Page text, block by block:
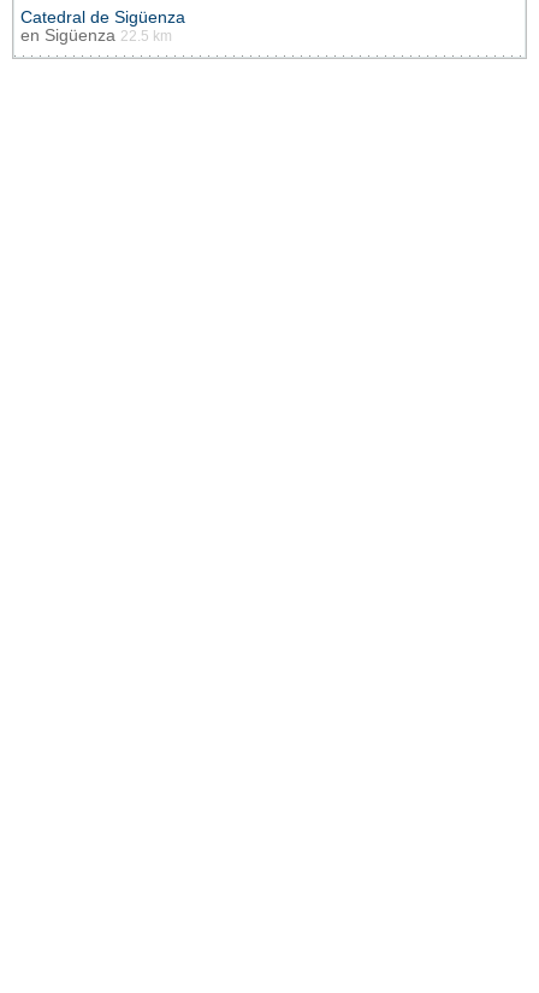
Catedral de Sigüenza
en Sigüenza 22.5 km